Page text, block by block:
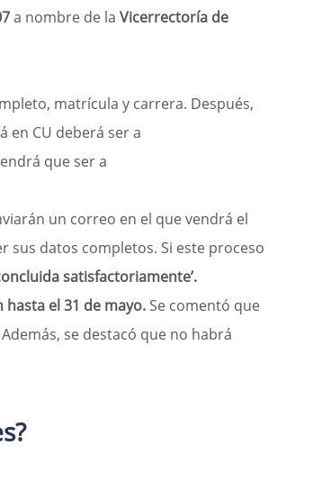
a nombre de la Vicerrectoría de
matrícula y carrera. Después,
en CU deberá ser a
que ser a
un correo en el que vendrá el
sus datos completos. Si este proceso
satisfactoriamente’.
el 31 de mayo. Se comentó que
Además, se destacó que no habrá